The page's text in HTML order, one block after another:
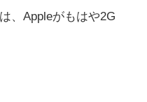
、Appleがもはや2G